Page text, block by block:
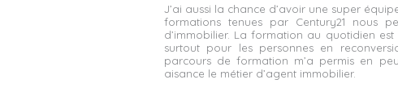
J’ai aussi la chance d’avoir une super
formations tenues par Century21 nous
d’immobilier. La formation au quotidien
surtout pour les personnes en
parcours de formation m’a permis en
aisance le métier d’agent immobilier.